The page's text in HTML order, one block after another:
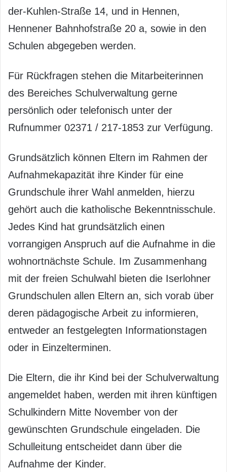
der-Kuhlen-Straße 14, und in Hennen,
Hennener Bahnhofstraße 20 a, sowie in den
Schulen abgegeben werden.
Für Rückfragen stehen die Mitarbeiterinnen
des Bereiches Schulverwaltung gerne
persönlich oder telefonisch unter der
Rufnummer 02371 / 217-1853 zur Verfügung.
Grundsätzlich können Eltern im Rahmen der
Aufnahmekapazität ihre Kinder für eine
Grundschule ihrer Wahl anmelden, hierzu
gehört auch die katholische Bekenntnisschule.
Jedes Kind hat grundsätzlich einen
vorrangigen Anspruch auf die Aufnahme in die
wohnortnächste Schule. Im Zusammenhang
mit der freien Schulwahl bieten die Iserlohner
Grundschulen allen Eltern an, sich vorab über
deren pädagogische Arbeit zu informieren,
entweder an festgelegten Informationstagen
oder in Einzelterminen.
Die Eltern, die ihr Kind bei der Schulverwaltung
angemeldet haben, werden mit ihren künftigen
Schulkindern Mitte November von der
gewünschten Grundschule eingeladen. Die
Schulleitung entscheidet dann über die
Aufnahme der Kinder.